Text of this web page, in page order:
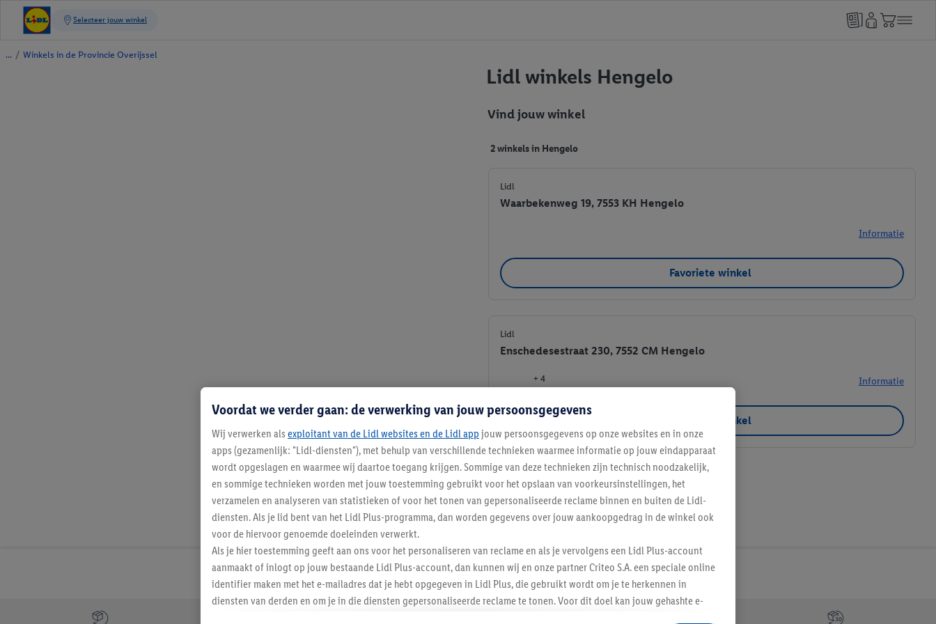
/ Winkels in de Provincie Overijssel
Lidl winkels Hengelo
Vind jouw winkel
2 winkels in Hengelo
Lidl
Waarbekenweg 19, 7553 KH Hengelo
Informatie
Favoriete winkel
Lidl
Enschedesestraat 230, 7552 CM Hengelo
+ 4 Informatie
Favoriete winkel
Lidl Nieuwsbrief
Jouw voordelen bij ons als Lidl webshop klant
Voordat we verder gaan: de verwerking van jouw persoonsgegevens
Wij verwerken als exploitant van de Lidl websites en de Lidl app jouw persoonsgegevens op onze websites en in onze
apps (gezamenlijk: "Lidl-diensten"), met behulp van verschillende technieken waarmee informatie op jouw eindapparaat
wordt opgeslagen en waarmee wij daartoe toegang krijgen. Sommige van deze technieken zijn technisch noodzakelijk,
en sommige technieken worden met jouw toestemming gebruikt voor het opslaan van voorkeursinstellingen, het
verzamelen en analyseren van statistieken of voor het tonen van gepersonaliseerde reclame binnen en buiten de Lidl-
diensten. Als je lid bent van het Lidl Plus-programma, dan worden gegevens over jouw aankoopgedrag in de winkel ook
voor de hiervoor genoemde doeleinden verwerkt.
Als je hier toestemming geeft aan ons voor het personaliseren van reclame en als je vervolgens een Lidl Plus-account
aanmaakt of inlogt op jouw bestaande Lidl Plus-account, dan kunnen wij en onze partner Criteo S.A. een speciale online
identifier maken met het e-mailadres dat je hebt opgegeven in Lidl Plus, die gebruikt wordt om je te herkennen in
diensten van derden en om je in die diensten gepersonaliseerde reclame te tonen. Voor dit doel kan jouw gehashte e-